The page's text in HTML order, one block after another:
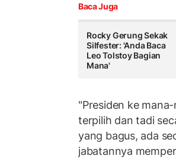
Baca Juga
Rocky Gerung Sekak
Silfester: 'Anda Baca
Leo Tolstoy Bagian
Mana'
"Presiden ke
terpilih dan tadi
yang bagus, ada
jabatannya